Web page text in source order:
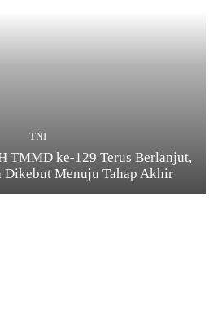
TNI
TMMD ke-129 Terus Berlanjut,
Dikebut Menuju Tahap Akhir